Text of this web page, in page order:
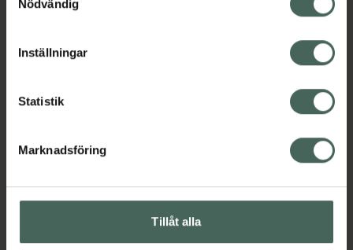
cookieinställningar. Ett återkallat samtycke påverkar inte
lagligheten av behandling som skett innan återkallelsen.
Nödvändig
Inställningar
Statistik
Marknadsföring
Tillåt alla
syd till Lappland i norr, och online i mobilen och på
hjälpa just dig att må lite bättre. Välkommen att prata
Kundservice
Vanliga frågor